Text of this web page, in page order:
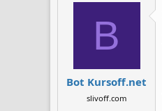
ы
а
B
Bot Kursoff.net
slivoff.com